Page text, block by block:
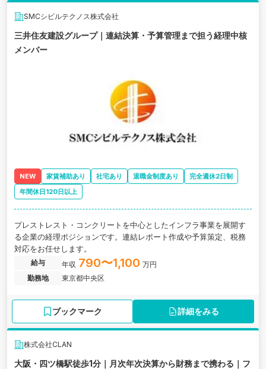
SMCシビルテクノス株式会社
三井住友建設グループ｜連結決算・予算管理まで担う経理中核
メンバー
NEW 家賃補助あり 社宅あり 退職金制度あり
完全週休2日制
年間休日120日以上
プレストレスト・コンクリートを中心としたインフラ事業を展開す
る企業の経理ポジションです。連結レポート作成や予算策定、税務
対応をお任せします。
給与 年収 790〜1,100 万円
勤務地
東京都中央区
ブックマーク 詳細をみる
株式会社CLAN
大阪・四ツ橋駅徒歩1分｜月次年次決算から財務まで携わる｜フ